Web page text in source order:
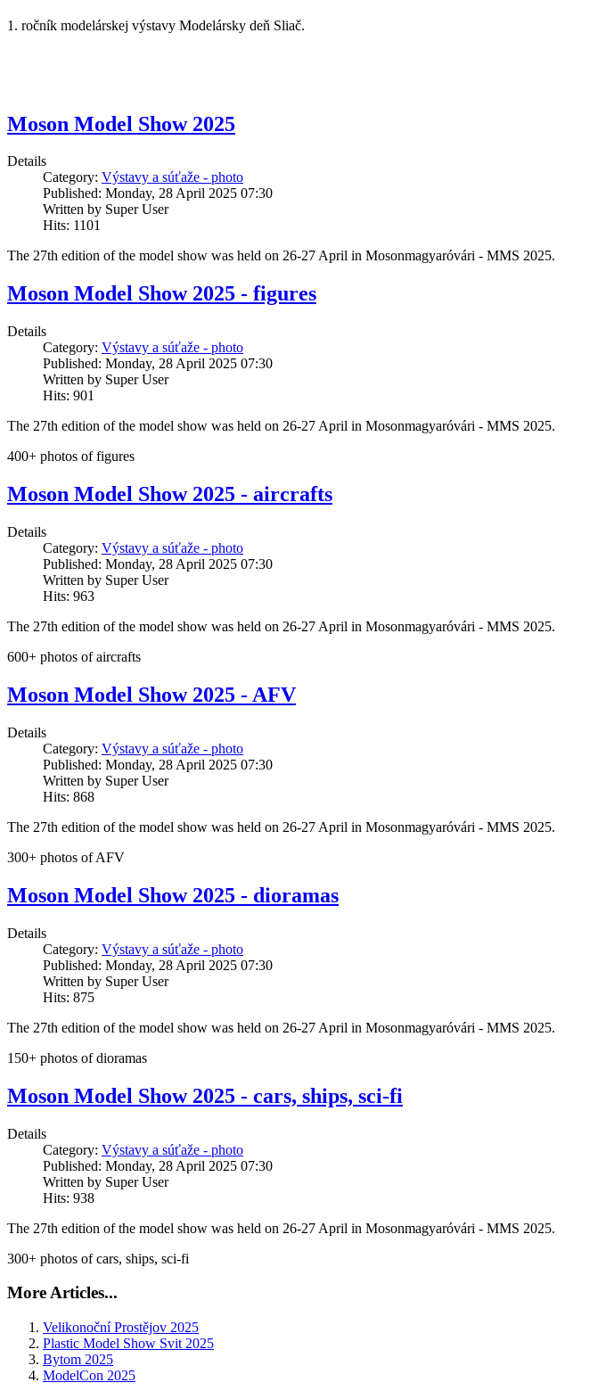
1. ročník modelárskej výstavy Modelársky deň Sliač.
Moson Model Show 2025
Details
Category: Výstavy a súťaže - photo
Published: Monday, 28 April 2025 07:30
Written by Super User
Hits: 1101
The 27th edition of the model show was held on 26-27 April in Mosonmagyaróvári - MMS 2025.
Moson Model Show 2025 - figures
Details
Category: Výstavy a súťaže - photo
Published: Monday, 28 April 2025 07:30
Written by Super User
Hits: 901
The 27th edition of the model show was held on 26-27 April in Mosonmagyaróvári - MMS 2025.
400+ photos of figures
Moson Model Show 2025 - aircrafts
Details
Category: Výstavy a súťaže - photo
Published: Monday, 28 April 2025 07:30
Written by Super User
Hits: 963
The 27th edition of the model show was held on 26-27 April in Mosonmagyaróvári - MMS 2025.
600+ photos of aircrafts
Moson Model Show 2025 - AFV
Details
Category: Výstavy a súťaže - photo
Published: Monday, 28 April 2025 07:30
Written by Super User
Hits: 868
The 27th edition of the model show was held on 26-27 April in Mosonmagyaróvári - MMS 2025.
300+ photos of AFV
Moson Model Show 2025 - dioramas
Details
Category: Výstavy a súťaže - photo
Published: Monday, 28 April 2025 07:30
Written by Super User
Hits: 875
The 27th edition of the model show was held on 26-27 April in Mosonmagyaróvári - MMS 2025.
150+ photos of dioramas
Moson Model Show 2025 - cars, ships, sci-fi
Details
Category: Výstavy a súťaže - photo
Published: Monday, 28 April 2025 07:30
Written by Super User
Hits: 938
The 27th edition of the model show was held on 26-27 April in Mosonmagyaróvári - MMS 2025.
300+ photos of cars, ships, sci-fi
More Articles...
Velikonoční Prostějov 2025
Plastic Model Show Svit 2025
Bytom 2025
ModelCon 2025